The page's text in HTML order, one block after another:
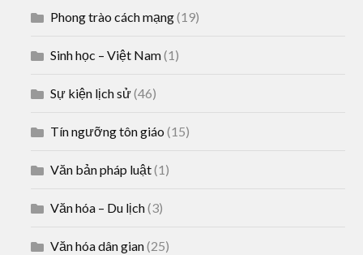
Phong trào cách mạng(19)
Sinh học – Việt Nam(1)
Sự kiện lịch sử(46)
Tín ngưỡng tôn giáo (15)
Văn bản pháp luật(1)
Văn hóa – Du lịch(3)
Văn hóa dân gian(25)